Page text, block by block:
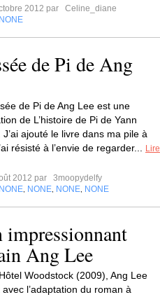
2012 par
Celine_diane
NONE
de Pi de Ang
de Pi de Ang Lee est une
de L’histoire de Pi de Yann
J’ai ajouté le livre dans ma pile à
résisté à l’envie de regarder...
Lire
2012 par
3moopydelfy
NONE NONE NONE NONE
impressionnant
Ang Lee
Woodstock (2009), Ang Lee
avec l’adaptation du roman à